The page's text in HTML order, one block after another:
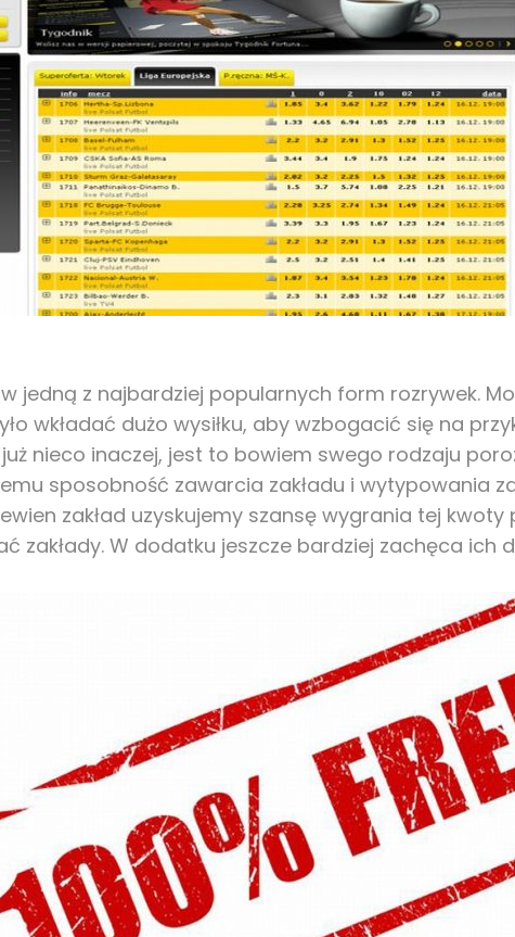
jedną z najbardziej popularnych form rozrywek.
wkładać dużo wysiłku, aby wzbogacić się na
nieco inaczej, jest to bowiem swego rodzaju
sposobność zawarcia zakładu i wytypowania
zakład uzyskujemy szansę wygrania tej kwoty
zakłady. W dodatku jeszcze bardziej zachęca ich